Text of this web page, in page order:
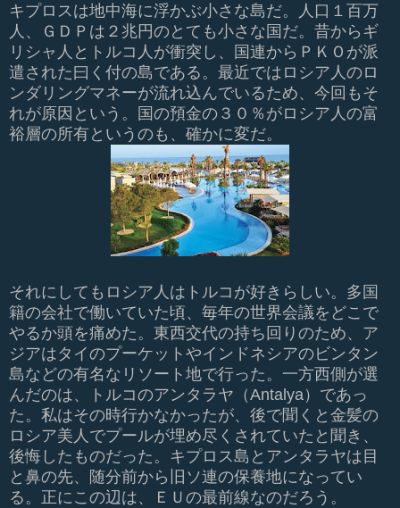
キプロスは地中海に浮かぶ小さな島だ。人口１百万
人、ＧＤＰは２兆円のとても小さな国だ。昔からギ
リシャ人とトルコ人が衝突し、国連からＰＫＯが派
遣された曰く付の島である。最近ではロシア人のロ
ンダリングマネーが流れ込んでいるため、今回もそ
れが原因という。国の預金の３０％がロシア人の富
裕層の所有というのも、確かに変だ。
それにしてもロシア人はトルコが好きらしい。多国
籍の会社で働いていた頃、毎年の世界会議をどこで
やるか頭を痛めた。東西交代の持ち回りのため、ア
ジアはタイのプーケットやインドネシアのビンタン
島などの有名なリソート地で行った。一方西側が選
んだのは、トルコのアンタラヤ（Antalya）であっ
た。私はその時行かなかったが、後で聞くと金髪の
ロシア美人でプールが埋め尽くされていたと聞き、
後悔したものだった。キプロス島とアンタラヤは目
と鼻の先、随分前から旧ソ連の保養地になってい
る。正にこの辺は、ＥＵの最前線なのだろう。